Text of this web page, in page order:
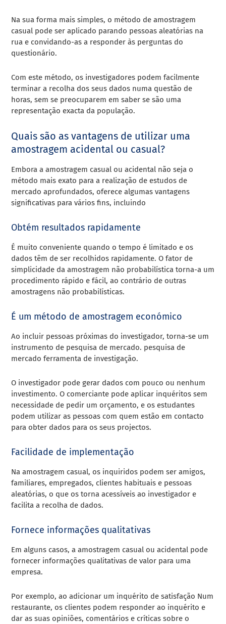
Na sua forma mais simples, o método de amostragem
casual pode ser aplicado parando pessoas aleatórias na
rua e convidando-as a responder às perguntas do
questionário.
Com este método, os investigadores podem facilmente
terminar a recolha dos seus dados numa questão de
horas, sem se preocuparem em saber se são uma
representação exacta da população.
Quais são as vantagens de utilizar uma
amostragem acidental ou casual?
Embora a amostragem casual ou acidental não seja o
método mais exato para a realização de estudos de
mercado aprofundados, oferece algumas vantagens
significativas para vários fins, incluindo
Obtém resultados rapidamente
É muito conveniente quando o tempo é limitado e os
dados têm de ser recolhidos rapidamente. O fator de
simplicidade da amostragem não probabilística torna-a um
procedimento rápido e fácil, ao contrário de outras
amostragens não probabilísticas.
É um método de amostragem económico
Ao incluir pessoas próximas do investigador, torna-se um
instrumento de pesquisa de mercado. pesquisa de
mercado ferramenta de investigação.
O investigador pode gerar dados com pouco ou nenhum
investimento. O comerciante pode aplicar inquéritos sem
necessidade de pedir um orçamento, e os estudantes
podem utilizar as pessoas com quem estão em contacto
para obter dados para os seus projectos.
Facilidade de implementação
Na amostragem casual, os inquiridos podem ser amigos,
familiares, empregados, clientes habituais e pessoas
aleatórias, o que os torna acessíveis ao investigador e
facilita a recolha de dados.
Fornece informações qualitativas
Em alguns casos, a amostragem casual ou acidental pode
fornecer informações qualitativas de valor para uma
empresa.
Por exemplo, ao adicionar um inquérito de satisfação Num
restaurante, os clientes podem responder ao inquérito e
dar as suas opiniões, comentários e críticas sobre o